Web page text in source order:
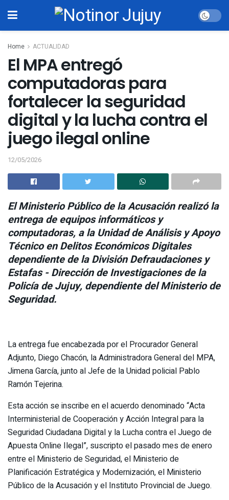
Home ACTUALIDAD
El MPA entregó
computadoras para
fortalecer la seguridad
digital y la lucha contra el
juego ilegal online
12/05/2026
El Ministerio Público de la Acusación realizó la
entrega de equipos informáticos y
computadoras, a la Unidad de Análisis y Apoyo
Técnico en Delitos Económicos Digitales
dependiente de la División Defraudaciones y
Estafas - Dirección de Investigaciones de la
Policía de Jujuy, dependiente del Ministerio de
Seguridad.
La entrega fue encabezada por el Procurador General
Adjunto, Diego Chacón, la Administradora General del MPA,
Jimena García, junto al Jefe de la Unidad policial Pablo
Ramón Tejerina.
Esta acción se inscribe en el acuerdo denominado “Acta
Interministerial de Cooperación y Acción Integral para la
Seguridad Ciudadana Digital y la Lucha contra el Juego de
Apuesta Online Ilegal”, suscripto el pasado mes de enero
entre el Ministerio de Seguridad, el Ministerio de
Planificación Estratégica y Modernización, el Ministerio
Público de la Acusación y el Instituto Provincial de Juego.